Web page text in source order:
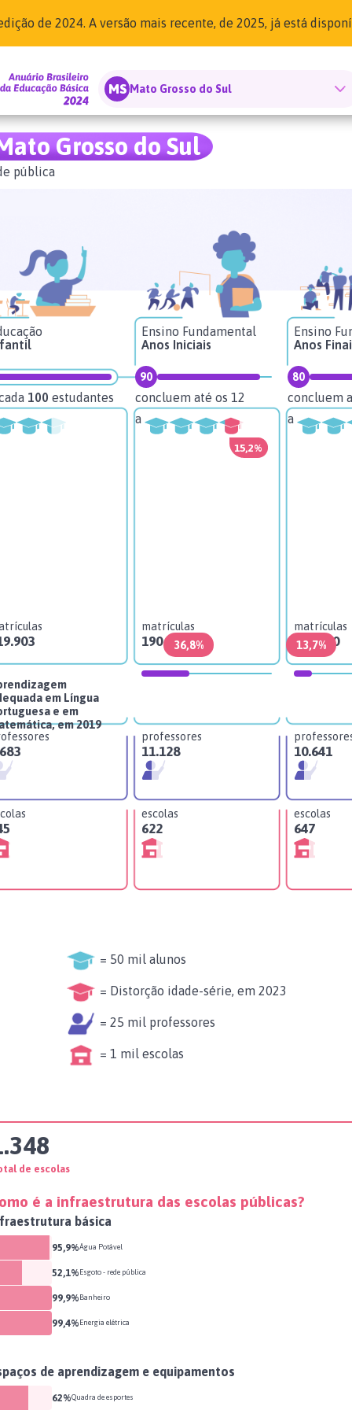
de 2024. A versão mais recente, de 2025, já está
MS Mato Grosso do Sul
Grosso do Sul
pública
Ensino Fundamental
Anos Iniciais
Ensino
Anos
100 estudantes
90
concluem até os 12
anos
80
concluem
anos
15,2%
matrículas
190.608
matrículas
151.300
em Língua
e em
em 2019
36,8% 13,7%
professores
11.128 10.641
escolas
622
escolas
647
= 50 mil alunos
= Distorção idade-série, em 2023
= 25 mil professores
= 1 mil escolas
de escolas
é a infraestrutura das escolas públicas?
básica
95,9%Água Potável
52,1%Esgoto - rede pública
99,9%Banheiro
99,4%Energia elétrica
de aprendizagem e equipamentos
62%Quadra de esportes